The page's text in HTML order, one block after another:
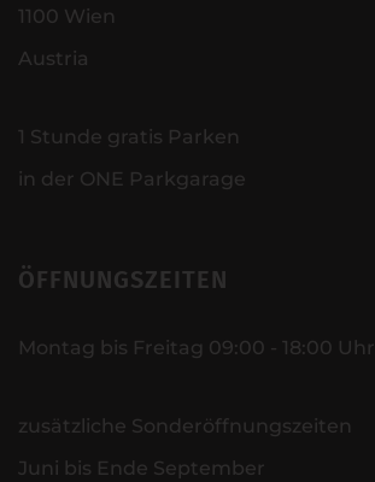
1100 Wien
Austria
1 Stunde gratis Parken
in der ONE Parkgarage
ÖFFNUNGSZEITEN
Montag bis Freitag 09:00 - 18:00 Uhr
zusätzliche Sonderöffnungszeiten
Juni bis Ende September